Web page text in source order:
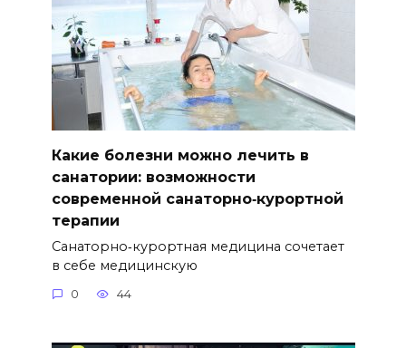
Какие болезни можно лечить в
санатории: возможности
современной санаторно‑курортной
терапии
Санаторно‑курортная медицина сочетает
в себе медицинскую
0 44